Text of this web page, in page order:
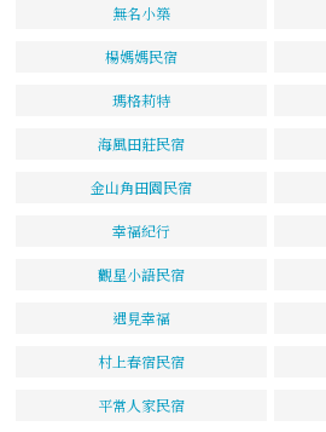
無名小築
楊媽媽民宿
瑪格莉特
海風田莊民宿
金山角田園民宿
幸福紀行
觀星小語民宿
遇見幸福
村上春宿民宿
平常人家民宿